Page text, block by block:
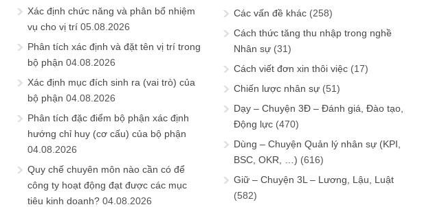
Xác định chức năng và phân bổ nhiệm
vụ cho vị trí 05.08.2026
Phân tích xác định và đặt tên vị trí trong
bộ phận 04.08.2026
Xác định mục đích sinh ra (vai trò) của
bộ phận 04.08.2026
Phân tích đặc điểm bộ phận xác định
hướng chỉ huy (cơ cấu) của bộ phận
04.08.2026
Quy chế chuyên môn nào cần có để
công ty hoạt động đạt được các mục
tiêu kinh doanh? 04.08.2026
Các vấn đề khác (258)
Cách thức tăng thu nhập trong nghề
Nhân sự (31)
Cách viết đơn xin thôi việc (17)
Chiến lược nhân sự (51)
Dạy – Chuyện 3Đ – Đánh giá, Đào tạo,
Động lực (470)
Dùng – Chuyện Quản lý nhân sự (KPI,
BSC, OKR, …) (616)
Giữ – Chuyện 3L – Lương, Lậu, Luật
(582)